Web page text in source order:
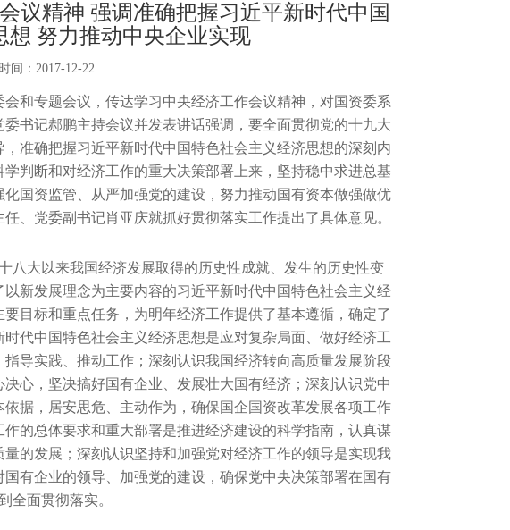
议精神 强调准确把握习近平新时代中国
想 努力推动中央企业实现
间： 2017-12-22
和专题会议，传达学习中央经济工作会议精神，对国资委系
书记郝鹏主持会议并发表讲话强调，要全面贯彻党的十九大
准确把握习近平新时代中国特色社会主义经济思想的深刻内
判断和对经济工作的重大决策部署上来，坚持稳中求进总基
国资监管、从严加强党的建设，努力推动国有资本做强做优
、党委副书记肖亚庆就抓好贯彻落实工作提出了具体意见。
八大以来我国经济发展取得的历史性成就、发生的历史性变
新发展理念为主要内容的习近平新时代中国特色社会主义经
目标和重点任务，为明年经济工作提供了基本遵循，确定了
代中国特色社会主义经济思想是应对复杂局面、做好经济工
导实践、推动工作；深刻认识我国经济转向高质量发展阶段
心，坚决搞好国有企业、发展壮大国有经济；深刻认识党中
据，居安思危、主动作为，确保国企国资改革发展各项工作
的总体要求和重大部署是推进经济建设的科学指南，认真谋
的发展；深刻认识坚持和加强党对经济工作的领导是实现我
有企业的领导、加强党的建设，确保党中央决策部署在国有
全面贯彻落实。